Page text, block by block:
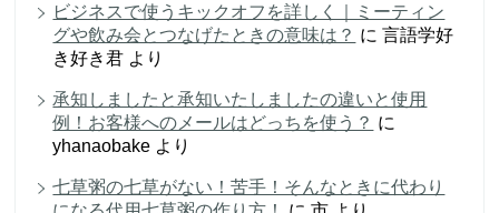
ビジネスで使うキックオフを詳しく｜ミーティン
グや飲み会とつなげたときの意味は？ に言語学好
き好き君 より
承知しましたと承知いたしましたの違いと使用
例！お客様へのメールはどっちを使う？ に
yhanaobake より
七草粥の七草がない！苦手！そんなときに代わり